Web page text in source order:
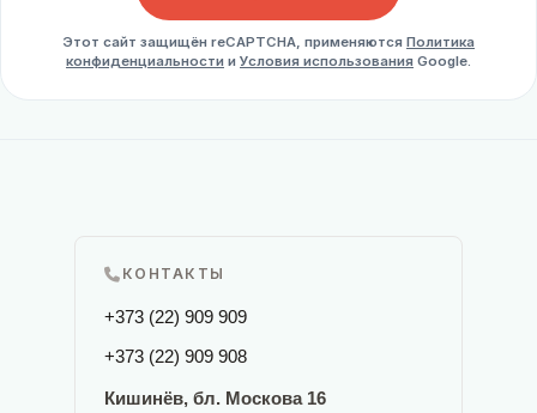
Этот сайт защищён reCAPTCHA, применяются Политика
конфиденциальности и Условия использования Google.
КОНТАКТЫ
+373 (22) 909 909
+373 (22) 909 908
Кишинёв, бл. Москова 16